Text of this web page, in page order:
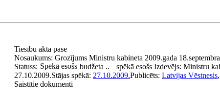
Tiesību akta pase
Nosaukums: Grozījums Ministru kabineta 2009.gada
budžeta ..
Statuss: Spēkā esošs spēkā esošs Izdevējs: Ministru
27.10.2009.Stājas spēkā: 27.10.2009.Publicēts: Latvijas Vēstnesis
Saistītie dokumenti